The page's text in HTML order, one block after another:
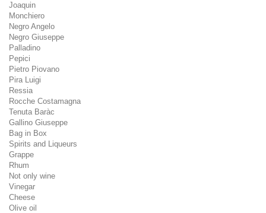
Joaquin
Monchiero
Negro Angelo
Negro Giuseppe
Palladino
Pepici
Pietro Piovano
Pira Luigi
Ressia
Rocche Costamagna
Tenuta Baràc
Gallino Giuseppe
Bag in Box
Spirits and Liqueurs
Grappe
Rhum
Not only wine
Vinegar
Cheese
Olive oil